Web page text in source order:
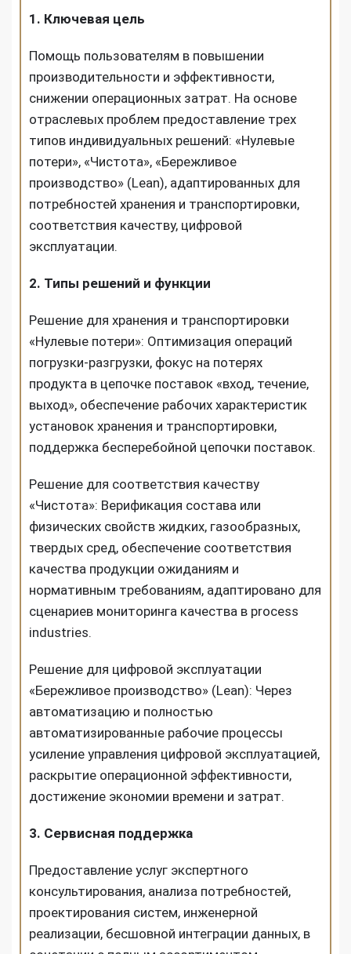
1. Ключевая цель
Помощь пользователям в повышении
производительности и эффективности,
снижении операционных затрат. На основе
отраслевых проблем предоставление трех
типов индивидуальных решений: «Нулевые
потери», «Чистота», «Бережливое
производство» (Lean), адаптированных для
потребностей хранения и транспортировки,
соответствия качеству, цифровой
эксплуатации.
2. Типы решений и функции
Решение для хранения и транспортировки
«Нулевые потери»: Оптимизация операций
погрузки-разгрузки, фокус на потерях
продукта в цепочке поставок «вход, течение,
выход», обеспечение рабочих характеристик
установок хранения и транспортировки,
поддержка бесперебойной цепочки поставок.
Решение для соответствия качеству
«Чистота»: Верификация состава или
физических свойств жидких, газообразных,
твердых сред, обеспечение соответствия
качества продукции ожиданиям и
нормативным требованиям, адаптировано для
сценариев мониторинга качества в process
industries.
Решение для цифровой эксплуатации
«Бережливое производство» (Lean): Через
автоматизацию и полностью
автоматизированные рабочие процессы
усиление управления цифровой эксплуатацией,
раскрытие операционной эффективности,
достижение экономии времени и затрат.
3. Сервисная поддержка
Предоставление услуг экспертного
консультирования, анализа потребностей,
проектирования систем, инженерной
реализации, бесшовной интеграции данных, в